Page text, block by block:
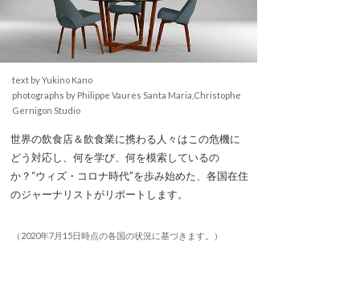
text by Yukino Kano
photographs by Philippe Vaures Santa Maria,Christophe
Gernigon Studio
世界の飲食店＆飲食業に携わる人々はこの危機に
どう対応し、何を学び、何を模索しているの
か？“ウィズ・コロナ時代”を歩み始めた、各国在住
のジャーナリストがリポートします。
（2020年7月15日時点の各国の状況に基づきます。）